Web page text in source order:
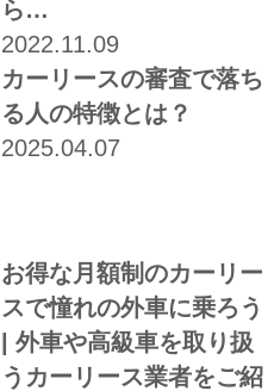
ら…
2022.11.09
カーリースの審査で落ち
る人の特徴とは？
2025.04.07
お得な月額制のカーリー
スで憧れの外車に乗ろう
| 外車や高級車を取り扱
うカーリース業者をご紹